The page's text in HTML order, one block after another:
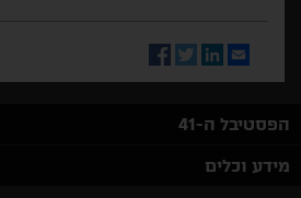
Email
LinkedIn
Twitter
Facebook
הפסטיבל ה-41
מידע וכלים